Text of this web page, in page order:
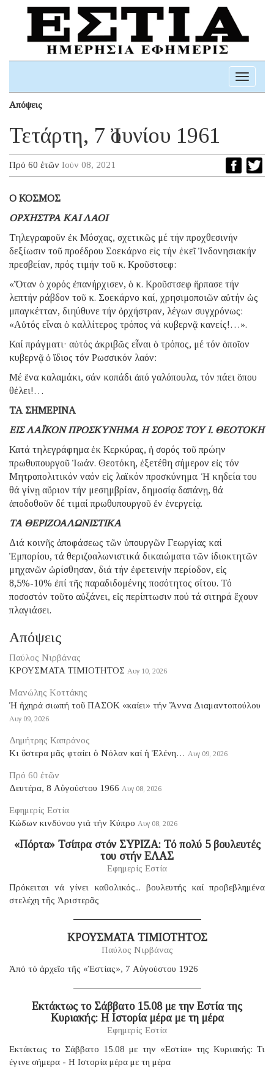
Toggle
Απόψεις
Τετάρτη, 7 Ἰουνίου 1961
Πρό 60 ἐτῶν Ιούν 08, 2021
Ο ΚΟΣΜΟΣ
ΟΡΧΗΣΤΡΑ ΚΑΙ ΛΑΟΙ
Τηλεγραφοῦν ἐκ Μόσχας, σχετικῶς μέ τήν προχθεσινήν
δεξίωσιν τοῦ προέδρου Σοεκάρνο εἰς τήν ἐκεῖ Ἰνδονησιακήν
πρεσβείαν, πρός τιμήν τοῦ κ. Κροῦστσεφ:
«Ὅταν ὁ χορός ἐπανήρχισεν, ὁ κ. Κροῦστσεφ ἥρπασε τήν
λεπτήν ράβδον τοῦ κ. Σοεκάρνο καί, χρησιμοποιῶν αὐτήν ὡς
μπαγκέτταν, διηύθυνε τήν ὀρχήστραν, λέγων συγχρόνως:
«Αὐτός εἶναι ὁ καλλίτερος τρόπος νά κυβερνᾷ κανείς!…».
Καί πράγματι· αὐτός ἀκριβῶς εἶναι ὁ τρόπος, μέ τόν ὁποῖον
κυβερνᾷ ὁ ἴδιος τόν Ρωσσικόν λαόν:
Μέ ἕνα καλαμάκι, σάν κοπάδι ἀπό γαλόπουλα, τόν πάει ὅπου
θέλει!…
ΤΑ ΣΗΜΕΡΙΝΑ
ΕΙΣ ΛΑΪΚΟΝ ΠΡΟΣΚΥΝΗΜΑ Η ΣΟΡΟΣ ΤΟΥ Ι. ΘΕΟΤΟΚΗ
Κατά τηλεγράφημα ἐκ Κερκύρας, ἡ σορός τοῦ πρώην
πρωθυπουργοῦ Ἰωάν. Θεοτόκη, ἐξετέθη σήμερον εἰς τόν
Μητροπολιτικόν ναόν εἰς λαϊκόν προσκύνημα. Ἡ κηδεία του
θά γίνῃ αὔριον τήν μεσημβρίαν, δημοσίᾳ δαπάνῃ, θά
ἀποδοθοῦν δέ τιμαί πρωθυπουργοῦ ἐν ἐνεργείᾳ.
ΤΑ ΘΕΡΙΖΟΑΛΩΝΙΣΤΙΚΑ
Διά κοινῆς ἀποφάσεως τῶν ὑπουργῶν Γεωργίας καί
Ἐμπορίου, τά θεριζοαλωνιστικά δικαιώματα τῶν ἰδιοκτητῶν
μηχανῶν ὡρίσθησαν, διά τήν ἐφετεινήν περίοδον, εἰς
8,5%-10% ἐπί τῆς παραδιδομένης ποσότητος σίτου. Τό
ποσοστόν τοῦτο αὐξάνει, εἰς περίπτωσιν πού τά σιτηρά ἔχουν
πλαγιάσει.
Απόψεις
Παύλος Νιρβάνας
ΚΡΟΥΣΜΑΤΑ ΤΙΜΙΟΤΗΤΟΣ Αυγ 10, 2026
Μανώλης Κοττάκης
Ἡ ἠχηρά σιωπή τοῦ ΠΑΣΟΚ «καίει» τήν Ἄννα Διαμαντοπούλου
Αυγ 09, 2026
Δημήτρης Καπράνος
Κι ὕστερα μᾶς φταίει ὁ Νόλαν καί ἡ Ἑλένη… Αυγ 09, 2026
Πρό 60 ἐτῶν
Δευτέρα, 8 Αὐγούστου 1966 Αυγ 08, 2026
Εφημερίς Εστία
Κώδων κινδύνου γιά τήν Κύπρο Αυγ 08, 2026
«Πόρτα» Τσίπρα στόν ΣΥΡΙΖΑ: Τό πολύ 5 βουλευτές
του στήν ΕΛΑΣ
Εφημερίς Εστία
Πρόκειται νά γίνει καθολικός... βουλευτής καί προβεβλημένα
στελέχη τῆς Ἀριστερᾶς
ΚΡΟΥΣΜΑΤΑ ΤΙΜΙΟΤΗΤΟΣ
Παύλος Νιρβάνας
Ἀπό τό ἀρχεῖο τῆς «Ἑστίας», 7 Αὐγούστου 1926
Eκτάκτως το Σάββατο 15.08 με την Εστία της
Κυριακής: Η Ιστορία μέρα με τη μέρα
Εφημερίς Εστία
Εκτάκτως το Σάββατο 15.08 με την «Εστία» της Κυριακής: Τι
έγινε σήμερα - Η Ιστορία μέρα με τη μέρα